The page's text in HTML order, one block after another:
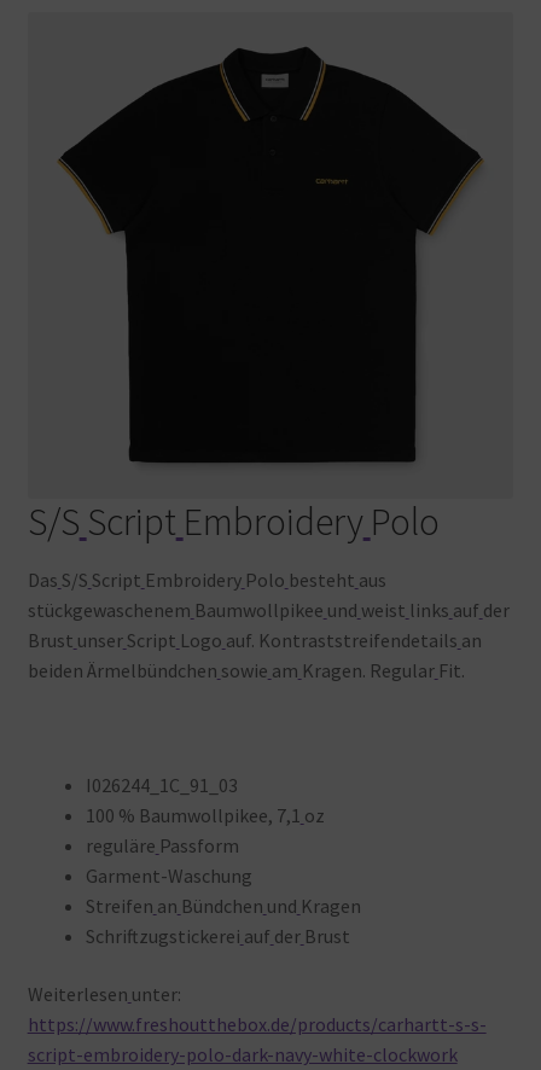
S/S Script Embroidery Polo
Das S/S Script Embroidery Polo besteht aus
stückgewaschenem Baumwollpikee und weist links auf der
Brust unser Script Logo auf. Kontraststreifendetails an
beiden Ärmelbündchen sowie am Kragen. Regular Fit.
I026244_1C_91_03
100 % Baumwollpikee, 7,1 oz
reguläre Passform
Garment-Waschung
Streifen an Bündchen und Kragen
Schriftzugstickerei auf der Brust
Weiterlesen unter:
https://www.freshoutthebox.de/products/carhartt-s-s-
script-embroidery-polo-dark-navy-white-clockwork